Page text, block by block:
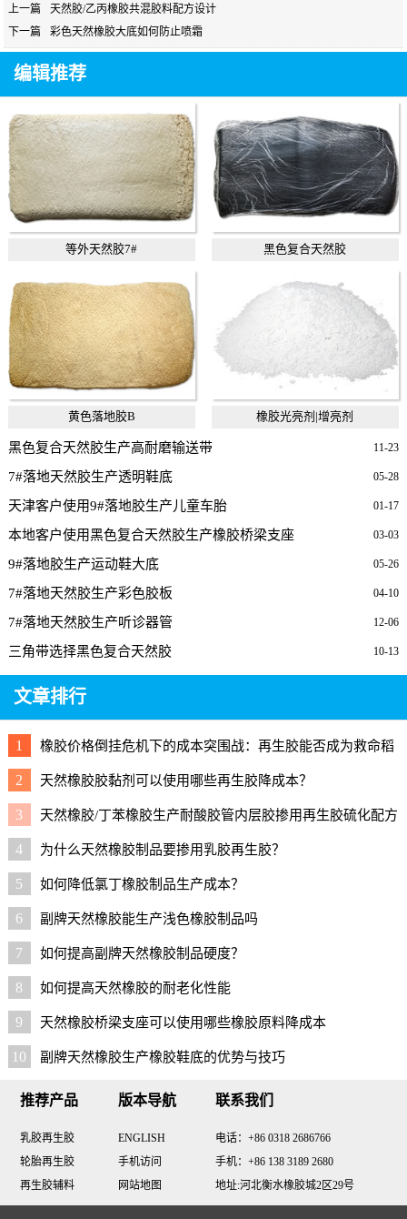
上一篇
天然胶/乙丙橡胶共混胶料配方设计
下一篇
彩色天然橡胶大底如何防止喷霜
编辑推荐
等外天然胶7# 黑色复合天然胶
黄色落地胶B 橡胶光亮剂|增亮剂
11-23
黑色复合天然胶生产高耐磨输送带
05-28
7#落地天然胶生产透明鞋底
01-17
天津客户使用9#落地胶生产儿童车胎
03-03
本地客户使用黑色复合天然胶生产橡胶桥梁支座
05-26
9#落地胶生产运动鞋大底
04-10
7#落地天然胶生产彩色胶板
12-06
7#落地天然胶生产听诊器管
10-13
三角带选择黑色复合天然胶
文章排行
1
橡胶价格倒挂危机下的成本突围战：再生胶能否成为救命稻
草？
2 天然橡胶胶黏剂可以使用哪些再生胶降成本？
3 天然橡胶/丁苯橡胶生产耐酸胶管内层胶掺用再生胶硫化配方
4 为什么天然橡胶制品要掺用乳胶再生胶？
5 如何降低氯丁橡胶制品生产成本？
6 副牌天然橡胶能生产浅色橡胶制品吗
7 如何提高副牌天然橡胶制品硬度？
8 如何提高天然橡胶的耐老化性能
9 天然橡胶桥梁支座可以使用哪些橡胶原料降成本
10 副牌天然橡胶生产橡胶鞋底的优势与技巧
推荐产品
乳胶再生胶
轮胎再生胶
再生胶辅料
版本导航
ENGLISH
手机访问
网站地图
联系我们
电话：+86 0318 2686766
手机：+86 138 3189 2680
地址:河北衡水橡胶城2区29号